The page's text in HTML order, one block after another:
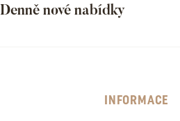
Denně nové nabídky
INFORMACE